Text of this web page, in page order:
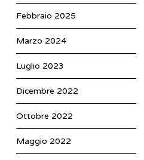
Febbraio 2025
Marzo 2024
Luglio 2023
Dicembre 2022
Ottobre 2022
Maggio 2022